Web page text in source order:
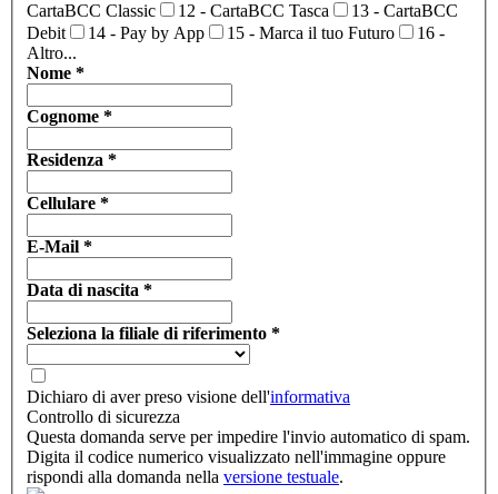
CartaBCC Classic
12 - CartaBCC Tasca
13 - CartaBCC
Debit
14 - Pay by App 15 - Marca il tuo Futuro
16 -
Altro...
Nome *
Cognome *
Residenza *
Cellulare *
E-Mail *
Data di nascita *
Seleziona la filiale di riferimento *
Dichiaro di aver preso visione dell'informativa
Controllo di sicurezza
Questa domanda serve per impedire l'invio automatico di spam.
Digita il codice numerico visualizzato nell'immagine oppure
rispondi alla domanda nella versione testuale.